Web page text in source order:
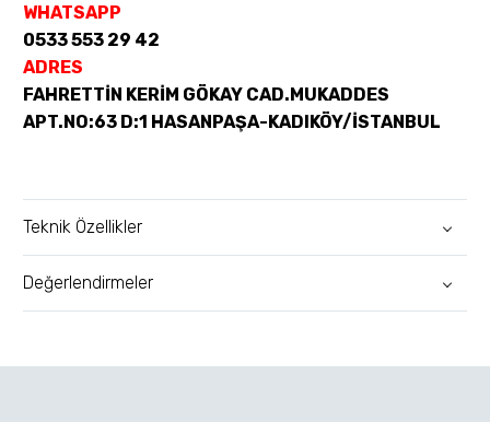
WHATSAPP
0533 553 29 42
ADRES
FAHRETTİN KERİM GÖKAY CAD.MUKADDES
APT.NO:63 D:1 HASANPAŞA-KADIKÖY/İSTANBUL
Teknik Özellikler
Değerlendirmeler